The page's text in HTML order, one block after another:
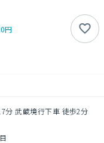
円
分 武蔵境行下車 徒歩2分